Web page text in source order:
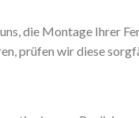
die Montage Ihrer
prüfen wir diese